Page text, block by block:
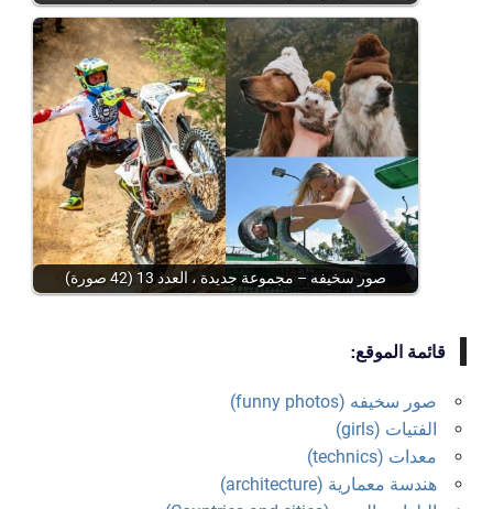
صور سخيفه – مجموعة جديدة ، العدد 13 (42 صورة)
قائمة الموقع:
صور سخيفه (funny photos)
الفتيات (girls)
معدات (technics)
هندسة معمارية (architecture)